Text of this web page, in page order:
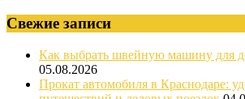
Свежие записи
Как выбрать швейную машину для
05.08.2026
Прокат автомобиля в Краснодаре: